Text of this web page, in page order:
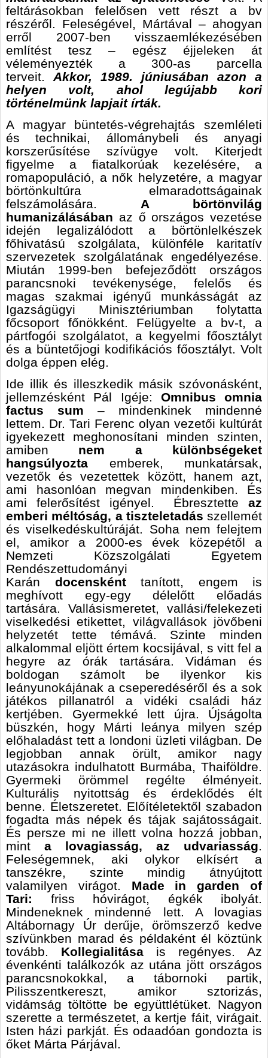
feltárásokban felelősen vett részt a bv
részéről. Feleségével, Mártával – ahogyan
erről 2007-ben visszaemlékezésében
említést tesz – egész éjjeleken át
véleményezték a 300-as parcella
terveit.Akkor, 1989. júniusában azon a
helyen volt, ahol legújabb kori
történelmünk lapjait írták.
A magyar büntetés-végrehajtás szemléleti
és technikai, állománybeli és anyagi
korszerűsítése szívügye volt. Kiterjedt
figyelme a fiatalkorúak kezelésére, a
romapopuláció, a nők helyzetére, a magyar
börtönkultúra elmaradottságainak
felszámolására. A börtönvilág
humanizálásában az ő országos vezetése
idején legalizálódott a börtönlelkészek
főhivatású szolgálata, különféle karitatív
szervezetek szolgálatának engedélyezése.
Miután 1999-ben befejeződött országos
parancsnoki tevékenysége, felelős és
magas szakmai igényű munkásságát az
Igazságügyi Minisztériumban folytatta
főcsoport főnökként. Felügyelte a bv-t, a
pártfogói szolgálatot, a kegyelmi főosztályt
és a büntetőjogi kodifikációs főosztályt. Volt
dolga éppen elég.
Ide illik és illeszkedik másik szóvonásként,
jellemzésként Pál Igéje: Omnibus omnia
factus sum – mindenkinek mindenné
lettem. Dr. Tari Ferenc olyan vezetői kultúrát
igyekezett meghonosítani minden szinten,
amiben nem a különbségeket
hangsúlyozta emberek, munkatársak,
vezetők és vezetettek között, hanem azt,
ami hasonlóan megvan mindenkiben. És
ami felerősítést igényel. Ébresztette az
emberi méltóság, a tiszteletadás szellemét
és viselkedéskultúráját. Soha nem felejtem
el, amikor a 2000-es évek közepétől a
Nemzeti Közszolgálati Egyetem
Rendészettudományi
Karán docenskénttanított, engem is
meghívott egy-egy délelőtt előadás
tartására. Vallásismeretet, vallási/felekezeti
viselkedési etikettet, világvallások jövőbeni
helyzetét tette témává. Szinte minden
alkalommal eljött értem kocsijával, s vitt fel a
hegyre az órák tartására. Vidáman és
boldogan számolt be ilyenkor kis
leányunokájának a cseperedéséről és a sok
játékos pillanatról a vidéki családi ház
kertjében. Gyermekké lett újra. Újságolta
büszkén, hogy Márti leánya milyen szép
előhaladást tett a londoni üzleti világban. De
legjobban annak örült, amikor nagy
utazásokra indulhatott Burmába, Thaiföldre.
Gyermeki örömmel regélte élményeit.
Kulturális nyitottság és érdeklődés élt
benne. Életszeretet. Előítéletektől szabadon
fogadta más népek és tájak sajátosságait.
És persze mi ne illett volna hozzá jobban,
mint a lovagiasság, az udvariasság.
Feleségemnek, aki olykor elkísért a
tanszékre, szinte mindig átnyújtott
valamilyen virágot. Made in garden of
Tari: friss hóvirágot, égkék ibolyát.
Mindeneknek mindenné lett. A lovagias
Altábornagy Úr derűje, örömszerző kedve
szívünkben marad és példaként él köztünk
tovább. Kollegialitása is regényes. Az
évenkénti találkozók az utána jött országos
parancsnokokkal, a tábornoki partik,
Pilisszentkereszt, amikor sztorizás,
vidámság töltötte be együttlétüket. Nagyon
szerette a természetet, a kertje fáit, virágait.
Isten házi parkját. És odaadóan gondozta is
őket Márta Párjával.